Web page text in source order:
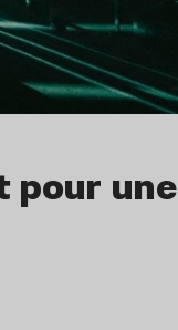
pour une